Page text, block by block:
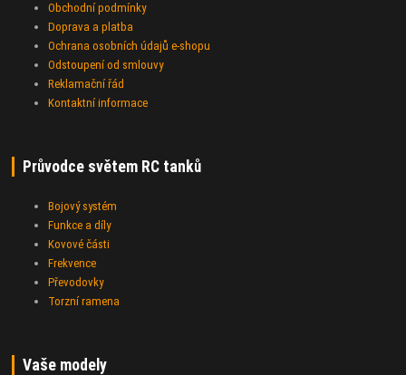
Obchodní podmínky
Doprava a platba
Ochrana osobních údajů e-shopu
Odstoupení od smlouvy
Reklamační řád
Kontaktní informace
Průvodce světem RC tanků
Bojový systém
Funkce a díly
Kovové části
Frekvence
Převodovky
Torzní ramena
Vaše modely